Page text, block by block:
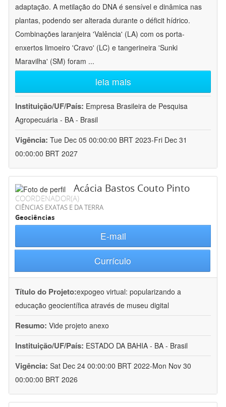
adaptação. A metilação do DNA é sensível e dinâmica nas
plantas, podendo ser alterada durante o déficit hídrico.
Combinações laranjeira 'Valência' (LA) com os porta-
enxertos limoeiro 'Cravo' (LC) e tangerineira 'Sunki
Maravilha' (SM) foram ...
leia mais
Instituição/UF/País: Empresa Brasileira de Pesquisa
Agropecuária - BA - Brasil
Vigência: Tue Dec 05 00:00:00 BRT 2023-Fri Dec 31
00:00:00 BRT 2027
Acácia Bastos Couto Pinto
COORDENADOR(A)
CIÊNCIAS EXATAS E DA TERRA
Geociências
E-mail
Currículo
Título do Projeto:expogeo virtual: popularizando a
educação geocientífica através de museu digital
Resumo: Vide projeto anexo
Instituição/UF/País: ESTADO DA BAHIA - BA - Brasil
Vigência: Sat Dec 24 00:00:00 BRT 2022-Mon Nov 30
00:00:00 BRT 2026